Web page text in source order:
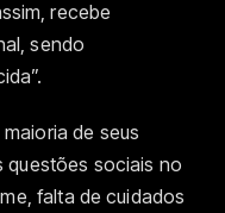
recebe
sendo
de seus
questões sociais no
falta de cuidados